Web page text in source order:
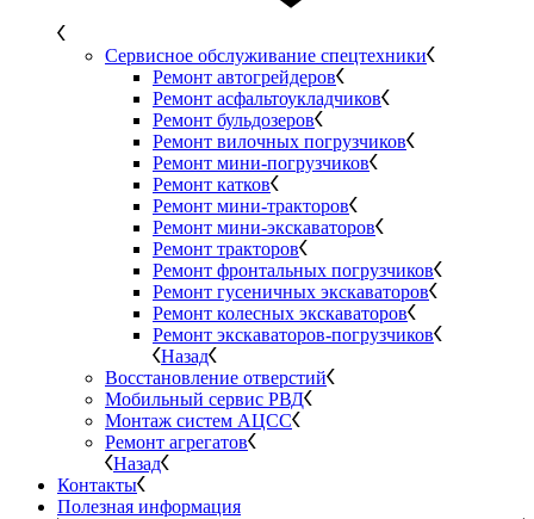
Сервисное обслуживание спецтехники
Ремонт автогрейдеров
Ремонт асфальтоукладчиков
Ремонт бульдозеров
Ремонт вилочных погрузчиков
Ремонт мини-погрузчиков
Ремонт катков
Ремонт мини-тракторов
Ремонт мини-экскаваторов
Ремонт тракторов
Ремонт фронтальных погрузчиков
Ремонт гусеничных экскаваторов
Ремонт колесных экскаваторов
Ремонт экскаваторов-погрузчиков
Назад
Восстановление отверстий
Мобильный сервис РВД
Монтаж систем АЦСС
Ремонт агрегатов
Назад
Контакты
Полезная информация